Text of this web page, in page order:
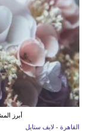
أبرز
القاهرة - لايف ستايل